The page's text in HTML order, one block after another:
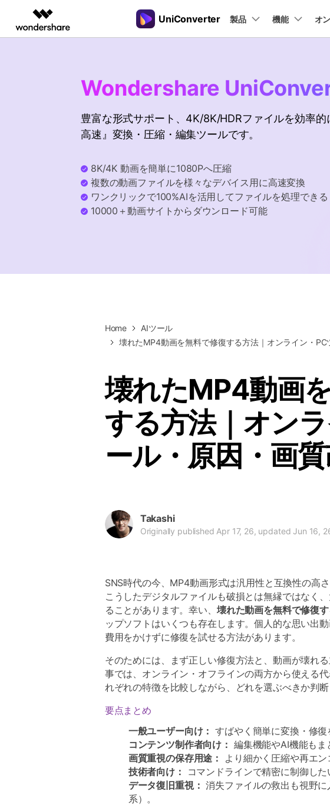
製品
オールインワンAI生成プラットフォーム
EdrawMax
EdrawMind
マインドマップソフト
法人・教育
学生・教員向け
代理店募集
PDFelement
UniConverter 製品 機能
音声をテキストに
音声ファイルや動画ファイルを正
様々なデバイス用に高速変換
Hot
AI
テキ
>
オ
操作ガイド
Macユーザー向け
多機能ビデオ処理ソフト
Wondershare
豊富な形式サポート、4K/8K/HDRファイルを効率的
高速』変換・圧縮・編集ツールです。
8K/4K 動画を簡単に1080Pへ圧縮
複数の動画ファイルを様々なデバイス用に高速変換
ワンクリックで100%AIを活用してファイルを処理できる
10000＋動画サイトからダウンロード可能
Home
AIツール
壊れたMP4動画を無料で修復する方法｜オンライン・
壊れたMP4動画
する方法｜オン
ール・原因・画
Takashi
Originally published Apr 17, 26, updated Jun 16,
SNS時代の今、MP4動画形式は汎用性と互換性の高
こうしたデジタルファイルも破損とは無縁ではなく
ることがあります。幸い、 壊れた動画を無料で修復
ップソフトはいくつも存在します。個人的な思い出
費用をかけずに修復を試せる方法があります。
そのためには、まず正しい修復方法と、動画が壊れ
事では、オンライン・オフラインの両方から使える
れぞれの特徴を比較しながら、どれを選ぶべきか判
要点まとめ
一般ユーザー向け： すばやく簡単に変換・修復
コンテンツ制作者向け： 編集機能やAI機能もま
画質重視の保存用途：
より細かく圧縮や再エ
技術者向け：
コマンドラインで精密に制御した
データ復旧重視： 消失ファイルの救出も視野
系）。